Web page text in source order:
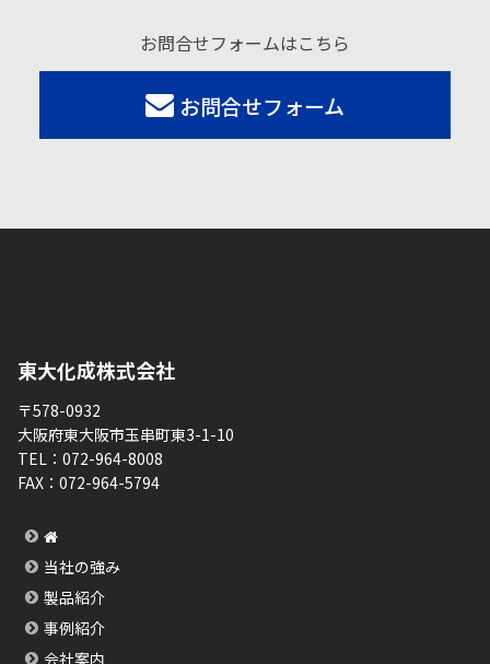
お問合せフォームはこちら
お問合せフォーム
東大化成株式会社
〒578-0932
大阪府東大阪市玉串町東3-1-10
TEL： 072-964-8008
FAX： 072-964-5794
当社の強み
製品紹介
事例紹介
会社案内